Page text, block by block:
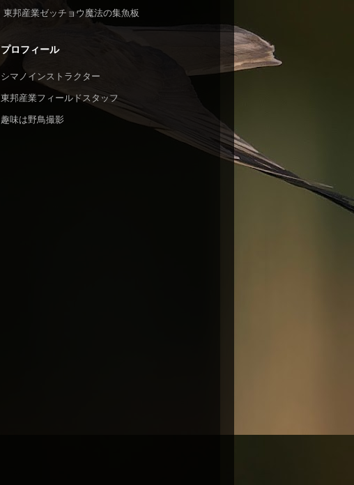
東邦産業ゼッチョウ魔法の集魚板
プロフィール
シマノインストラクター
東邦産業フィールドスタッフ
趣味は野鳥撮影